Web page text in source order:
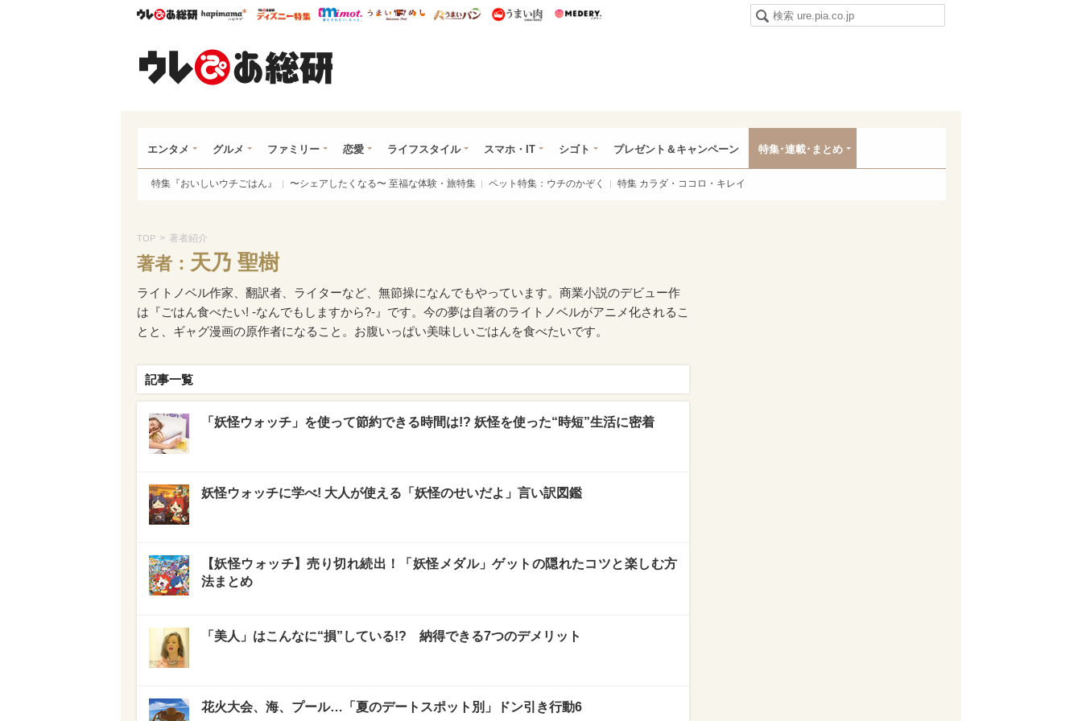
ウレぴあ総研ハピママ* ウレぴあ総研 ディズニー特集
mimot. うまいめし うまいパン うまい肉
エンタメ グルメ ファミリー 恋愛 ライフスタイル スマホ・IT シゴト プレゼント＆キャンペーン 特集･連載･まとめ
特集『おいしいウチごはん』 〜シェアしたくなる〜 至福な体験・旅特集 ペット特集：ウチのかぞく 特集 カラダ・ココロ・キレイ
TOP > 著者紹介
著者： 天乃 聖樹
ライトノベル作家、翻訳者、ライターなど、無節操になんでもやっています。商業小説のデビュー作
は『ごはん食べたい! -なんでもしますから?-』です。今の夢は自著のライトノベルがアニメ化されるこ
とと、ギャグ漫画の原作者になること。お腹いっぱい美味しいごはんを食べたいです。
記事一覧
「妖怪ウォッチ」を使って節約できる時間は!? 妖怪を使った“時短”生活に密着
妖怪ウォッチに学べ! 大人が使える「妖怪のせいだよ」言い訳図鑑
【妖怪ウォッチ】売り切れ続出！「妖怪メダル」ゲットの隠れたコツと楽しむ方
法まとめ
「美人」はこんなに“損”している!? 納得できる7つのデメリット
花火大会、海、プール…「夏のデートスポット別」ドン引き行動6